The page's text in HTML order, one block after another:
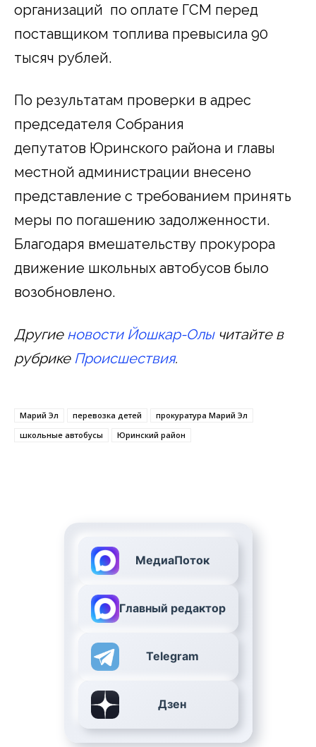
организаций по оплате ГСМ перед
поставщиком топлива превысила 90
тысяч рублей.
По результатам проверки в адрес
председателя Собрания
депутатов Юринского района и главы
местной администрации внесено
представление с требованием принять
меры по погашению задолженности.
Благодаря вмешательству прокурора
движение школьных автобусов было
возобновлено.
Другие новости Йошкар-Олычитайте в
рубрике Происшествия.
Марий Эл перевозка детей
прокуратура Марий Эл
школьные автобусы
Юринский район
МедиаПоток
Главный редактор
Telegram
Дзен